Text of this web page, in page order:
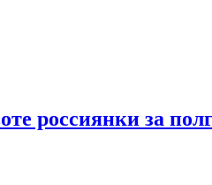
россиянки за